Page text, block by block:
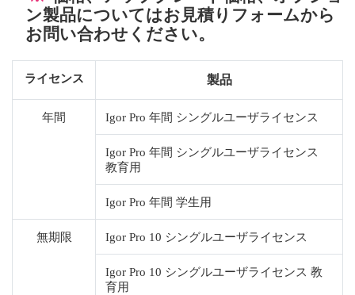
ン製品についてはお見積りフォームから
お問い合わせください。
ライセンス 製品
年間 Igor Pro 年間 シングルユーザライセンス
Igor Pro 年間 シングルユーザライセンス
教育用
Igor Pro 年間 学生用
無期限 Igor Pro 10 シングルユーザライセンス
Igor Pro 10 シングルユーザライセンス 教
育用